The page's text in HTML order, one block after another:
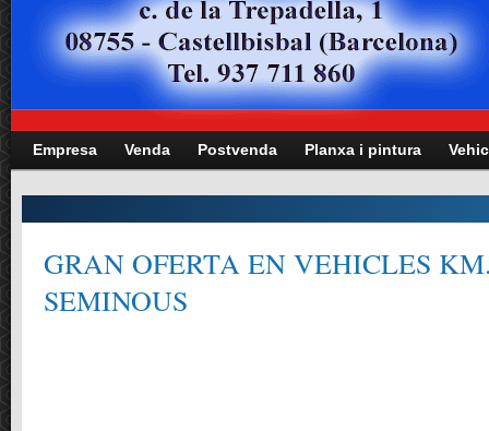
Empresa Venda Postvenda Planxa i pintura
Manteniment totes